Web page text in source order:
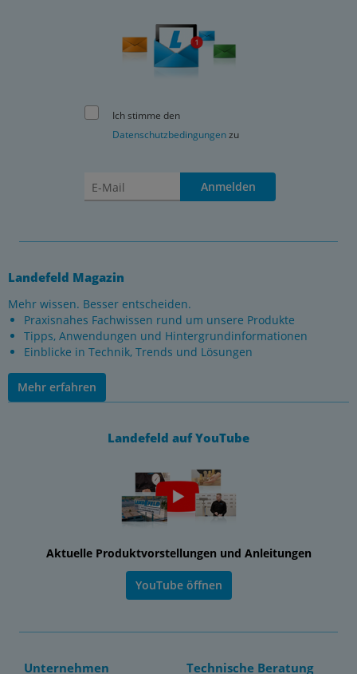
Ich stimme den
Datenschutzbedingungenzu
Anmelden
Landefeld Magazin
Mehr wissen. Besser entscheiden.
Praxisnahes Fachwissen rund um unsere Produkte
Tipps, Anwendungen und Hintergrundinformationen
Einblicke in Technik, Trends und Lösungen
Mehr erfahren
Landefeld auf YouTube
Aktuelle Produktvorstellungen und Anleitungen
YouTube öffnen
Unternehmen Technische Beratung